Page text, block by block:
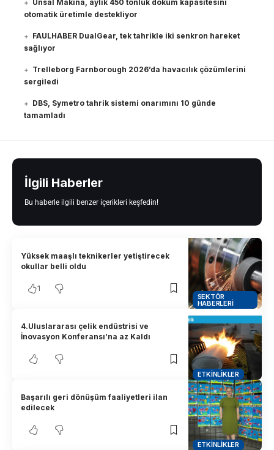
Ünsal Makina, aylık 450 tonluk döküm kapasitesini
otomatik üretimle destekliyor
FAULHABER DualGear, tek tahrikle iki senkron hareket
sağlıyor
Trelleborg Farnborough 2026’da havacılık çözümlerini
sergiledi
DBS, Symetro tahrik sistemi onarımını 10 günde
tamamladı
İlgili Haberler
Bu haberle ilgili benzer içerikleri keşfedin!
SEKTÖR
HABERLERI
Yüksek maaşlı teknikerler yetiştirecek
okullar belli oldu
1
ETKINLIKLER
4.Uluslararası çelik endüstrisi ve
İnovasyon Konferansı’na az Kaldı
ETKINLIKLER
Başarılı geri dönüşüm faaliyetleri ilan
edilecek